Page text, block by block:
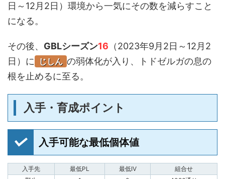
日～12月2日）環境から一気にその数を減らすこと
になる。
その後、 GBLシーズン16 （2023年9月2日～12月2
日）に
じしん の弱体化が入り、トドゼルガの息の
根を止めるに至る。
入手・育成ポイント
入手可能な最低個体値
入手先 最低PL 最低IV
組合せ